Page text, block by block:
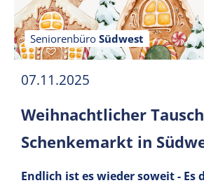
Seniorenbüro Südwest
07.11.2025
Weihnachtlicher
Schenkemarkt in
Endlich ist es wieder soweit - Es